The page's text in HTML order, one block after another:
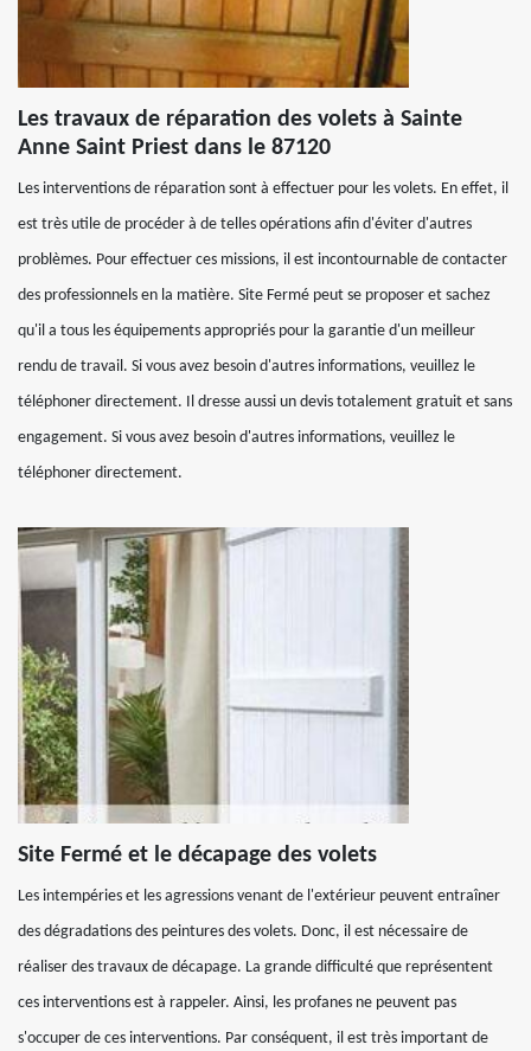
Les travaux de réparation des volets à Sainte
Anne Saint Priest dans le 87120
Les interventions de réparation sont à effectuer pour les volets. En effet, il
est très utile de procéder à de telles opérations afin d'éviter d'autres
problèmes. Pour effectuer ces missions, il est incontournable de contacter
des professionnels en la matière. Site Fermé peut se proposer et sachez
qu'il a tous les équipements appropriés pour la garantie d'un meilleur
rendu de travail. Si vous avez besoin d'autres informations, veuillez le
téléphoner directement. Il dresse aussi un devis totalement gratuit et sans
engagement. Si vous avez besoin d'autres informations, veuillez le
téléphoner directement.
Site Fermé et le décapage des volets
Les intempéries et les agressions venant de l'extérieur peuvent entraîner
des dégradations des peintures des volets. Donc, il est nécessaire de
réaliser des travaux de décapage. La grande difficulté que représentent
ces interventions est à rappeler. Ainsi, les profanes ne peuvent pas
s'occuper de ces interventions. Par conséquent, il est très important de